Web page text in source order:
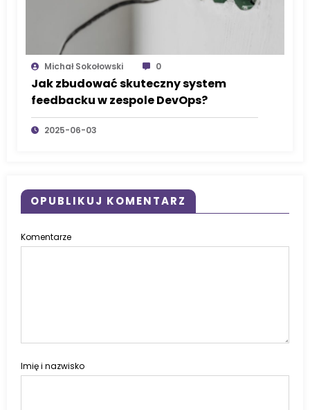
Michał Sokołowski 0
Jak zbudować skuteczny system
feedbacku w zespole DevOps?
2025-06-03
OPUBLIKUJ KOMENTARZ
Komentarze
Imię i nazwisko